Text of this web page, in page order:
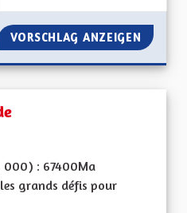
VORSCHLAG ANZEIGEN DES
000) : 67400Ma
grands défis pour